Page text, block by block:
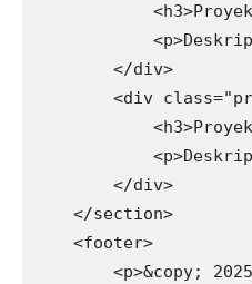
        </div>
<div
        </div>
    </section>
    <footer>
<p>&copy;